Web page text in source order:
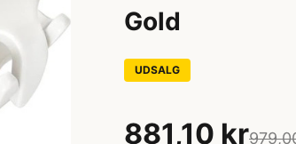
Gold
UDSALG
881,10 kr